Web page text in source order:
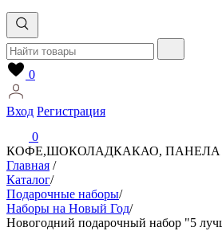
0
Вход Регистрация
0
КОФЕ,ШОКОЛАДКАКАО, ПАНЕЛА
Главная /
Каталог/
Подарочные наборы/
Наборы на Новый Год/
Новогодний подарочный набор "5